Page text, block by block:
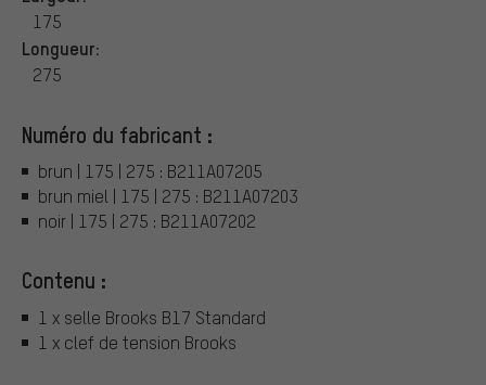
175
Longueur:
275
Numéro du fabricant :
brun | 175 | 275 : B211A07205
brun miel | 175 | 275 : B211A07203
noir | 175 | 275 : B211A07202
Contenu :
1 x selle Brooks B17 Standard
1 x clef de tension Brooks